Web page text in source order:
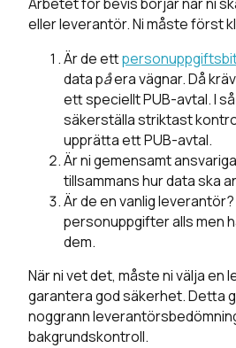
eller leverantör. Ni måste först
Är de ett
data påera vägnar. Då
ett speciellt PUB-avtal. I
säkerställa striktast
upprätta ett PUB-avtal.
Är ni gemensamt
tillsammans hur data ska
Är de en vanlig
personuppgifter alls men
dem.
När ni vet det, måste ni välja en
garantera god säkerhet. Detta
noggrann
bakgrundskontroll.